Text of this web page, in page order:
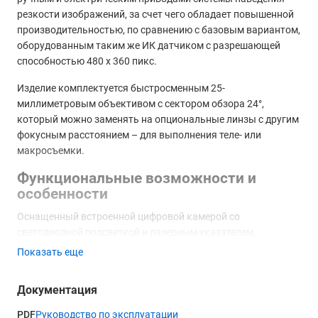
резкости изображений, за счет чего обладает повышенной
производительностью, по сравнению с базовым вариантом,
оборудованным таким же ИК датчиком с разрешающей
способностью 480 x 360 пикс.
Изделие комплектуется быстросменным 25-
миллиметровым объективом с сектором обзора 24°,
который можно заменять на опциональные линзы с другим
фокусным расстоянием – для выполнения теле- или
макросъемки.
Функциональные возможности и
особенности
Оснащенный встроенной цифровой камерой со
тепловизорможет выводить на дисплей изображения в ИК
режиме IMIX, с совмещением термограммы с внешними
контурами наблюдаемых объектов. Это ускоряет
Показать еще
Документация
PDFРуководство по эксплуатации